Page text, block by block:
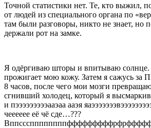
Точной статистики нет. Те, кто выжил,
от людей из специального органа по
там были разговоры, никто не знает, но
держали рот на замке.
Я одёргиваю шторы и впитываю
прожигает мою кожу. Затем я сажусь за
8 часов, после чего мои мозги
сгнивший холодец, который я
и пэээээээээааэаа ааэя
чееееее её чё сде…???